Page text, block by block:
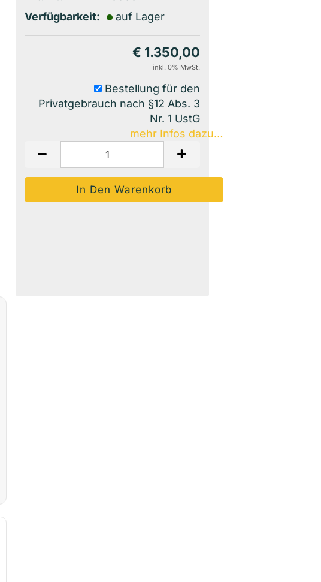
Verfügbarkeit:
auf Lager
€ 1.350,00
inkl. 0% MwSt.
Bestellung für den
Privatgebrauch nach §12 Abs. 3
Nr. 1 UstG
mehr Infos dazu…